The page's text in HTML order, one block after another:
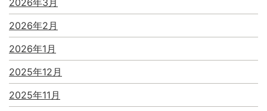
2026年2月
2026年1月
2025年12月
2025年11月